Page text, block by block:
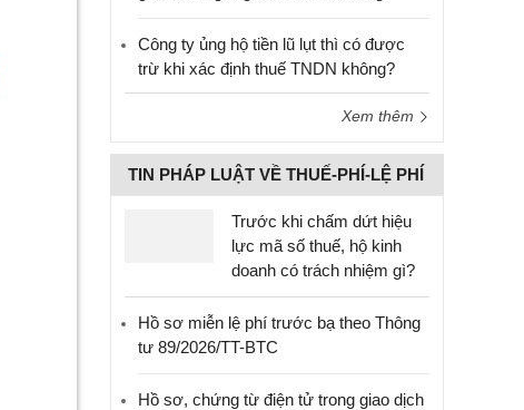
Công ty ủng hộ tiền lũ lụt thì có được
trừ khi xác định thuế TNDN không?
Xem thêm
TIN PHÁP LUẬT VỀ THUẾ-PHÍ-LỆ PHÍ
Trước khi chấm dứt hiệu
lực mã số thuế, hộ kinh
doanh có trách nhiệm gì?
Hồ sơ miễn lệ phí trước bạ theo Thông
tư 89/2026/TT-BTC
Hồ sơ, chứng từ điện tử trong giao dịch